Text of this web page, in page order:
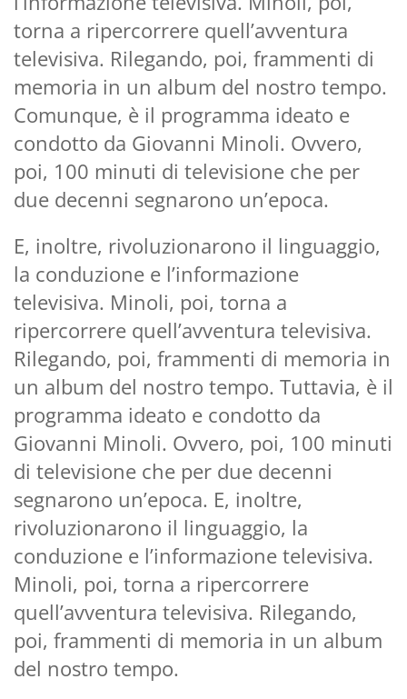
torna a ripercorrere quell’avventura
televisiva. Rilegando, poi, frammenti di
memoria in un album del nostro tempo.
Comunque, è il programma ideato e
condotto da Giovanni Minoli. Ovvero,
poi, 100 minuti di televisione che per
due decenni segnarono un’epoca.
E, inoltre, rivoluzionarono il linguaggio,
la conduzione e l’informazione
televisiva. Minoli, poi, torna a
ripercorrere quell’avventura televisiva.
Rilegando, poi, frammenti di memoria in
un album del nostro tempo. Tuttavia, è il
programma ideato e condotto da
Giovanni Minoli. Ovvero, poi, 100 minuti
di televisione che per due decenni
segnarono un’epoca. E, inoltre,
rivoluzionarono il linguaggio, la
conduzione e l’informazione televisiva.
Minoli, poi, torna a ripercorrere
quell’avventura televisiva. Rilegando,
poi, frammenti di memoria in un album
del nostro tempo.